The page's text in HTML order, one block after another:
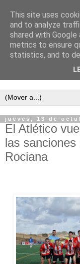
Semanario
jueves, 13 de
El Atlético
las
Rociana
This site uses
and to analyze
shared with
metrics to ensure
statistics, and to